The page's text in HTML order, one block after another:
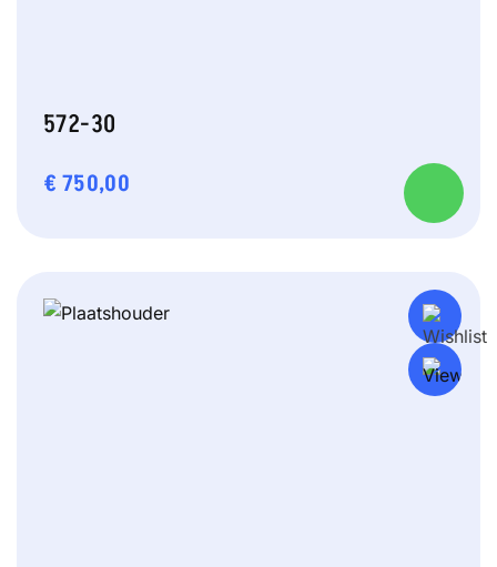
572-30
€ 750,00